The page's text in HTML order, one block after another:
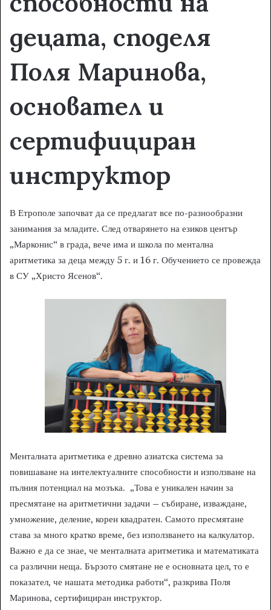
децата, споделя
Поля Маринова,
основател и
сертифициран
инструктор
В Етрополе започват да се предлагат все по-разнообразни
занимания за младите. След отварянето на езиков център
„Марконис“ в града, вече има и школа по ментална
аритметика за деца между 5 г. и 16 г. Обучението се провежда
в СУ „Христо Ясенов“.
Менталната аритметика е древно азиатска система за
повишаване на интелектуалните способности и използване на
пълния потенциал на мозъка. „Това е уникален начин за
пресмятане на аритметични задачи – събиране, изваждане,
умножение, деление, корен квадратен. Самото пресмятане
става за много кратко време, без използването на калкулатор.
Важно е да се знае, че менталната аритметика и математиката
са различни неща. Бързото смятане не е основната цел, то е
показател, че нашата методика работи“, разкрива Поля
Маринова, сертифициран инструктор.